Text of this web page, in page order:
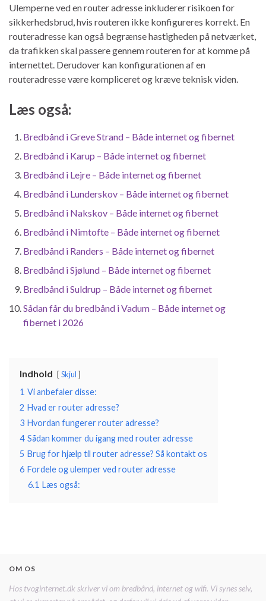
Ulemperne ved en router adresse inkluderer risikoen for
sikkerhedsbrud, hvis routeren ikke konfigureres korrekt. En
routeradresse kan også begrænse hastigheden på netværket,
da trafikken skal passere gennem routeren for at komme på
internettet. Derudover kan konfigurationen af ​​en
routeradresse være kompliceret og kræve teknisk viden.
Læs også:
Bredbånd i Greve Strand – Både internet og fibernet
Bredbånd i Karup – Både internet og fibernet
Bredbånd i Lejre – Både internet og fibernet
Bredbånd i Lunderskov – Både internet og fibernet
Bredbånd i Nakskov – Både internet og fibernet
Bredbånd i Nimtofte – Både internet og fibernet
Bredbånd i Randers – Både internet og fibernet
Bredbånd i Sjølund – Både internet og fibernet
Bredbånd i Suldrup – Både internet og fibernet
Sådan får du bredbånd i Vadum – Både internet og
fibernet i 2026
Indhold Skjul
1 Vi anbefaler disse:
2 Hvad er router adresse?
3 Hvordan fungerer router adresse?
4 Sådan kommer du igang med router adresse
5 Brug for hjælp til router adresse? Så kontakt os
6 Fordele og ulemper ved router adresse
6.1 Læs også:
OM OS
Hos tvoginternet.dk skriver vi om bredbånd, internet og wifi. Vi synes selv,